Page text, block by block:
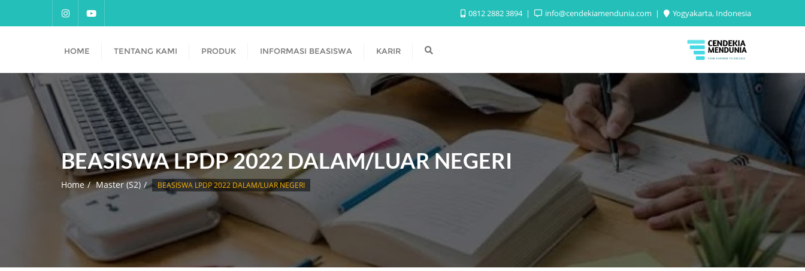
0812 2882 3894 info@cendekiamendunia.com Yogyakarta, Indonesia
HOME TENTANG KAMI PRODUK INFORMASI BEASISWA KARIR
BEASISWA LPDP 2022 DALAM/LUAR NEGERI
Home Master (S2) BEASISWA LPDP 2022 DALAM/LUAR NEGERI